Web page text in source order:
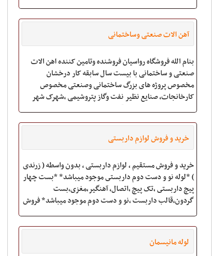
آهن الات صنعتی وساختمانی
بنام الله فروشگاه رواسیان فروشنده وتامین کننده اهن الات
صنعتی و ساختمانی با بیست سال سابقه کار درخشان
مخصوص پروژه های بزرگ ساختمانی وصنعتی مخصوص
کارخانجات، صنایع نظیر نفت وگاز پتروشیمی ،شهرک شهر
سازی مترو،کشتی سازی، قطعه سازان ، ماشین ، معادن
خرید و فروش لوازم داربستی
خرید و فروش مستقیم , لوازم داربستی , بدون واسطه ( زرندی
) *لوله نو و دست دوم داربستى موجود میباشد* *بست چهار
پیچ داربستى ،تک پیچ ،اتصال، آهنگیر،مغزى،بست
گردون،قالب داربست ،نو و دست دوم موجود میباشد* فروش
لوله و بست و اتصالات به قیمت پایین،خ
لوله مانیسمان